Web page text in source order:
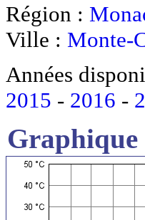
Région :
Ville : Monte-
Années
2015 - 2016 -
Graphique